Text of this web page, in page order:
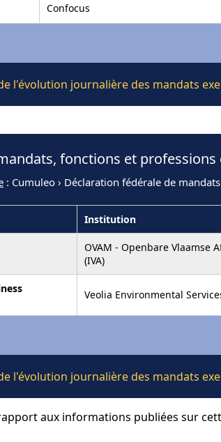
Confocus
l'évolution journalière des mandats
fonctions et
: Cumuleo › Déclaration fédérale de
Institution
OVAM - Openbare Vlaamse
(IVA)
Veolia Environmental
l'évolution journalière des mandats
aux informations publiées sur